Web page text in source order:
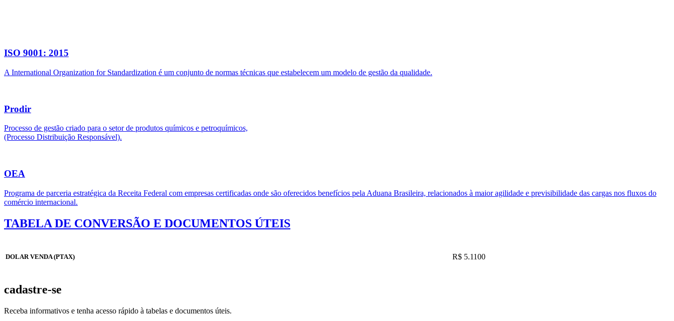
ISO 9001: 2015
A International Organization for Standardization é um conjunto de normas técnicas que estabelecem um modelo de gestão da qualidade.
Prodir
Processo de gestão criado para o setor de produtos químicos e petroquímicos,
(Processo Distribuição Responsável).
OEA
Programa de parceria estratégica da Receita Federal com empresas certificadas onde são oferecidos benefícios pela Aduana Brasileira, relacionados à maior agilidade e previsibilidade das cargas nos fluxos do
comércio internacional.
TABELA DE CONVERSÃO E DOCUMENTOS ÚTEIS
DOLAR VENDA (PTAX) R$ 5.1100
cadastre-se
Receba informativos e tenha acesso rápido à tabelas e documentos úteis.